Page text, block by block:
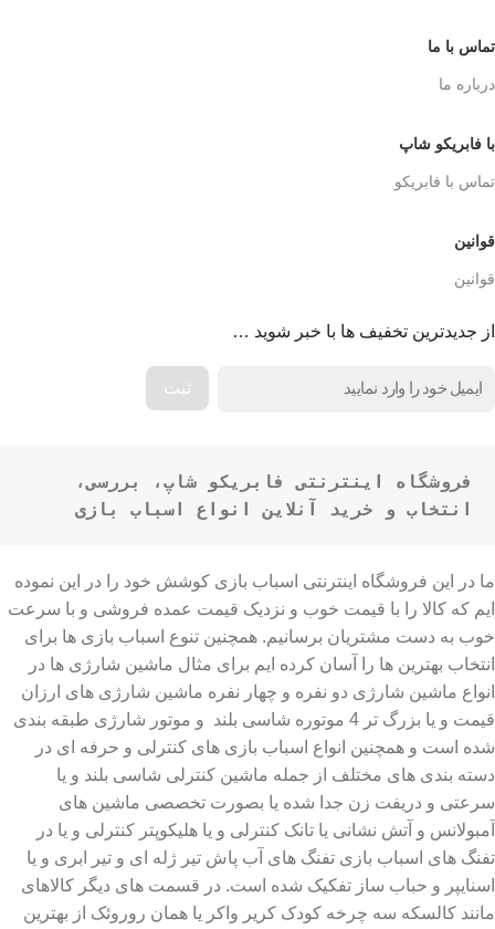
تماس با ما
درباره ما
با فابریکو شاپ
تماس با فابریکو
قوانین
قوانین
از جدیدترین تخفیف ها با خبر شوید …
انتخاب و خرید آنلاین انواع اسباب بازی
ما در این فروشگاه اینترنتی اسباب بازی کوشش خود را در این نموده
ایم که کالا را با قیمت خوب و نزدیک قیمت عمده فروشی و با سرعت
خوب به دست مشتریان برسانیم. همچنین تنوع اسباب بازی ها برای
انتخاب بهترین ها را آسان کرده ایم برای مثال ماشین شارژی ها در
انواع ماشین شارژی دو نفره و چهار نفره ماشین شارژی های ارزان
قیمت و یا بزرگ تر 4 موتوره شاسی بلند و موتور شارژی طبقه بندی
شده است و همچنین انواع اسباب بازی های کنترلی و حرفه ای در
دسته بندی های مختلف از جمله ماشین کنترلی شاسی بلند و یا
سرعتی و دریفت زن جدا شده یا بصورت تخصصی ماشین های
آمبولانس و آتش نشانی یا تانک کنترلی و یا هلیکوپتر کنترلی و یا در
تفنگ های اسباب بازی تفنگ های آب پاش تیر ژله ای و تیر ابری و یا
اسنایپر و حباب ساز تفکیک شده است. در قسمت های دیگر کالاهای
مانند کالسکه سه چرخه کودک کریر واکر یا همان روروئک از بهترین